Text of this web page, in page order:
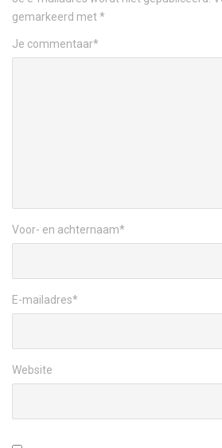
gemarkeerd met*
Je commentaar*
Voor- en achternaam*
E-mailadres*
Website